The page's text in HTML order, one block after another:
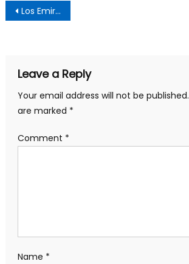
Post
navigation
Los Emiratos Árabes Unidos, lujo, evasión fiscal y desigualdad social
Leave a Reply
Your email address will not be published.
are marked *
Comment *
Name *